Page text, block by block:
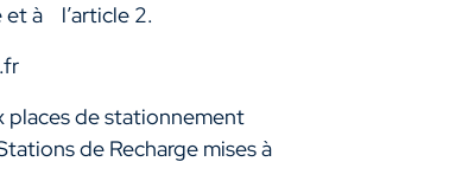
et à l’article 2.
places de stationnement
de Recharge mises à